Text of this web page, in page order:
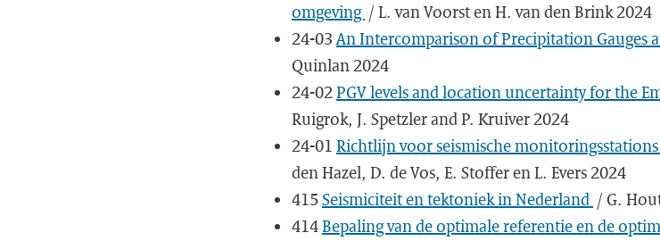
omgeving / L. van Voorst en H. van den Brink 2024
24-03An Intercomparison of Precipitation Gauges
Quinlan 2024
24-02PGV levels and location uncertainty for the
Ruigrok, J. Spetzler and P. Kruiver 2024
24-01 Richtlijn voor seismische monitoringsstations
den Hazel, D. de Vos, E. Stoffer en L. Evers 2024
415Seismiciteit en tektoniek in Nederland / G.
414Bepaling van de optimale referentie en de